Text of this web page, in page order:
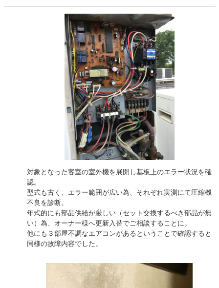
対象となった客室の室外機を展開し基板上のエラー状況を確
認。
型式も古く、エラー範囲が広い為、それぞれ実測にて圧縮機
不良を診断。
年式的にも部品供給が厳しい（セット交換するべき部品が無
い）為、オーナー様へ更新入替でご相談することに。
他にも３部屋不調なエアコンがあるということで確認すると
同様の故障内容でした。